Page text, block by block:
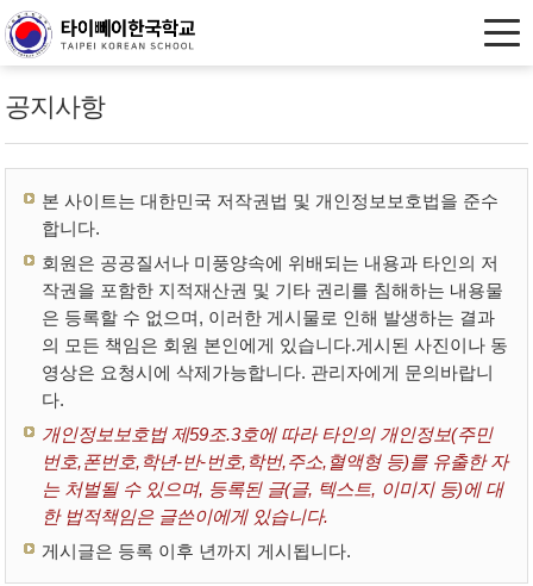
공지사항
본 사이트는 대한민국 저작권법 및 개인정보보호법을 준수
합니다.
회원은 공공질서나 미풍양속에 위배되는 내용과 타인의 저
작권을 포함한 지적재산권 및 기타 권리를 침해하는 내용물
은 등록할 수 없으며, 이러한 게시물로 인해 발생하는 결과
의 모든 책임은 회원 본인에게 있습니다.게시된 사진이나 동
영상은 요청시에 삭제가능합니다. 관리자에게 문의바랍니
다.
개인정보보호법 제59조.3호에 따라 타인의 개인정보(주민
번호,폰번호,학년-반-번호,학번,주소,혈액형 등)를 유출한 자
는 처벌될 수 있으며, 등록된 글(글, 텍스트, 이미지 등)에 대
한 법적책임은 글쓴이에게 있습니다.
게시글은 등록 이후 년까지 게시됩니다.